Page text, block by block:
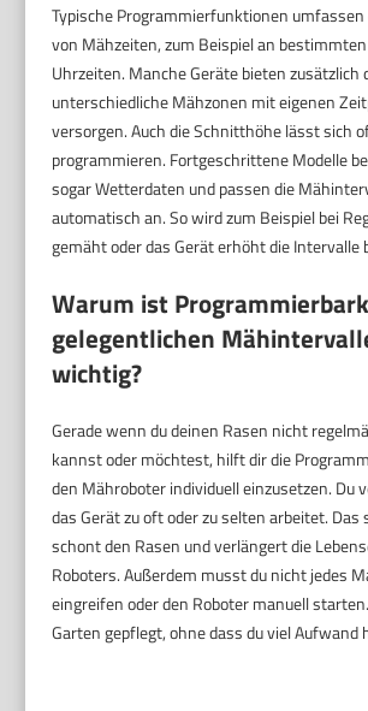
Typische Programmierfunktionen umfassen
von Mähzeiten, zum Beispiel an bestimmten
Uhrzeiten. Manche Geräte bieten zusätzlich
unterschiedliche Mähzonen mit eigenen
versorgen. Auch die Schnitthöhe lässt sich
programmieren. Fortgeschrittene Modelle
sogar Wetterdaten und passen die
automatisch an. So wird zum Beispiel bei
gemäht oder das Gerät erhöht die Intervalle
Warum ist
gelegentlichen
wichtig?
Gerade wenn du deinen Rasen nicht
kannst oder möchtest, hilft dir die
den Mähroboter individuell einzusetzen. Du
das Gerät zu oft oder zu selten arbeitet. Das
schont den Rasen und verlängert die
Roboters. Außerdem musst du nicht jedes
eingreifen oder den Roboter manuell
Garten gepflegt, ohne dass du viel Aufwand